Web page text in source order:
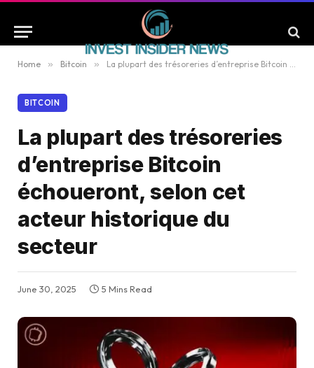
Home » Bitcoin » La plupart des trésoreries d’entreprise Bitcoin échoueront, selon cet acteur historique du secteur
BITCOIN
La plupart des trésoreries
d’entreprise Bitcoin
échoueront, selon cet
acteur historique du
secteur
June 30, 2025 5 Mins Read